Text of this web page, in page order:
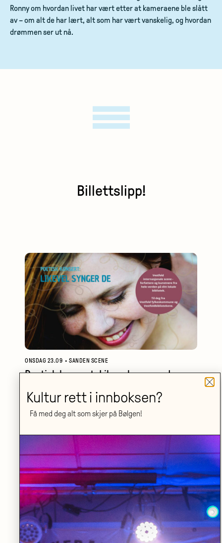
Ronny om hvordan livet har vært etter at kameraene ble slått
av – om alt de har lært, alt som har vært vanskelig, og hvordan
drømmen ser ut nå.
Billettslipp!
ONSDAG 23.09 • SANDEN SCENE
Poetisk konsert: Likevel synger de
LES MER
LØRDAG 19.09 STORSALEN
Nordiske klanger for blåsere
Kultur rett i innboksen?
Få med deg alt som skjer på Bølgen!